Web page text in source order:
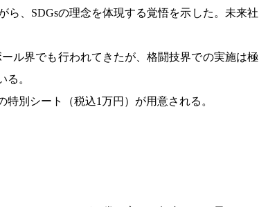
、SDGsの理念を体現する覚悟を示した。未来社
ル界でも行われてきたが、格闘技界での実施は極
る。
別シート（税込1万円）が用意される。